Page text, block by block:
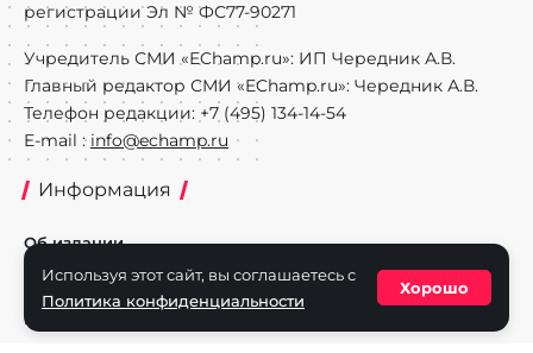
регистрации Эл № ФС77-90271
Учредитель СМИ «EChamp.ru»: ИП Чередник А.В.
Главный редактор СМИ «EChamp.ru»: Чередник А.В.
Телефон редакции: +7 (495) 134-14-54
E-mail : info@echamp.ru
Информация
Об издании
Реклама на портале
Политика конфиденциальности
Используя этот сайт, вы соглашаетесь с
Политика конфиденциальности
Хорошо